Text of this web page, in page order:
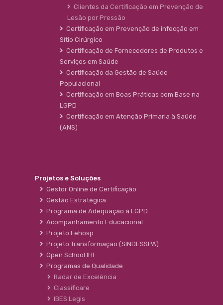
Clientes da Certificação em Prevenção de
Lesão por Pressão
Certificação em Prevenção de infecção em
Sítio Cirúrgico
Certificação de Fornecedores de Produtos e
Serviços em Saúde
Certificação da Gestão de Saúde
Populacional
Certificação em Boas Práticas com Base na
LGPD
Certificação em Atenção Primaria à Saúde
(ANS)
Projetos e Soluções
Gestor Online de Certificação
Gestão Estratégica
Programa de Adequação à LGPD
Acompanhamento Educacional
Projeto Fehosp
Projeto Transformação (SINDESSPA)
Open School IHI
Programas de Qualidade
Radar de Excelência
Classificare
IBES Legis